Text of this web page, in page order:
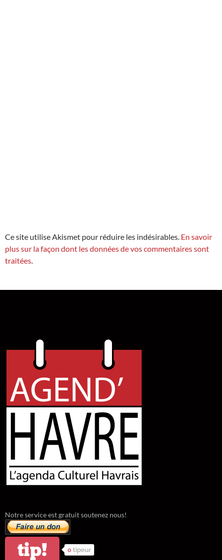
Ce site utilise Akismet pour réduire les indésirables. En savoir
plus sur la façon dont les données de vos commentaires sont
traitées
Notre service est gratuit soutenez nous!
tip! 0 tipeur